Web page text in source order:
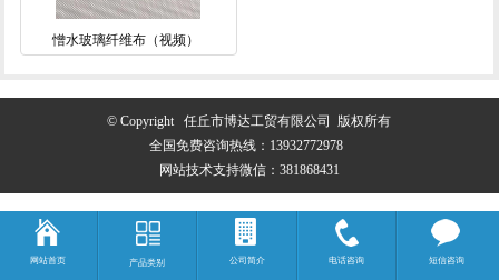
憎水玻璃纤维布（视频）
© Copyright 任丘市博达工贸有限公司 版权所有
全国免费咨询热线： 13932772978
网站技术支持微信：381868431
网站首页 产品类别 公司简介 电话咨询 短信咨询